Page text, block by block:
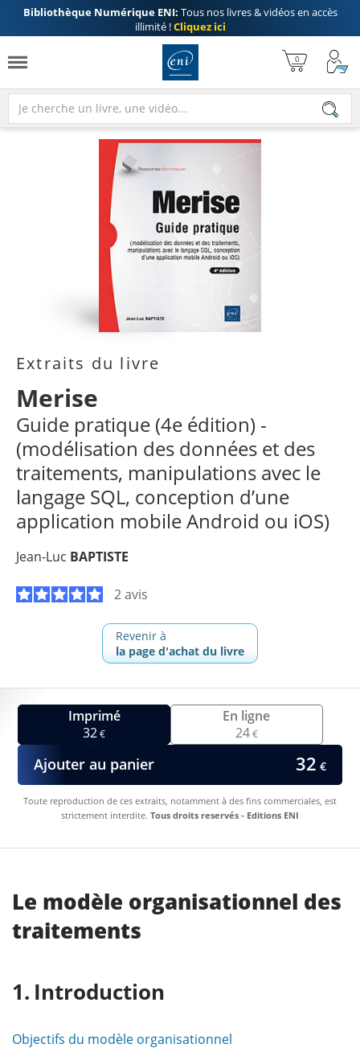
Bibliothèque Numérique ENI: Tous nos livres & vidéos en accès
illimité !Cliquez ici
Extraits du livre
Merise
Guide pratique (4e édition) -
(modélisation des données et des
traitements, manipulations avec le
langage SQL, conception d’une
application mobile Android ou iOS)
Jean-Luc BAPTISTE
2 avis
Revenir à
la page d'achat du livre
Imprimé
32€
En ligne
24€
Ajouter au panier 32 €
Toute reproduction de ces extraits, notamment à des fins commerciales, est
strictement interdite. Tous droits reservés - Editions ENI
Le modèle organisationnel des
traitements
Introduction
Objectifs du modèle organisationnel